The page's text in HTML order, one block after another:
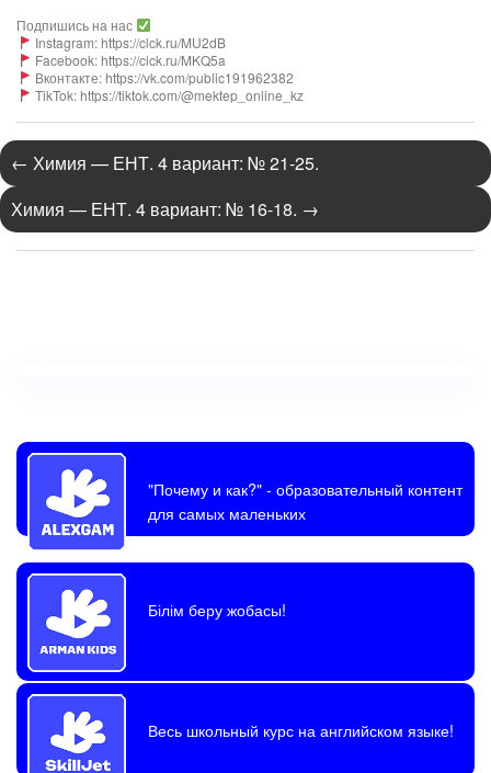
Подпишись на нас
Instagram: https://clck.ru/MU2dB
Facebook: https://clck.ru/MKQ5a
Вконтакте: https://vk.com/public191962382
TikTok: https://tiktok.com/@mektep_online_kz
← Химия — ЕНТ. 4 вариант: № 21-25.
Химия — ЕНТ. 4 вариант: № 16-18. →
"Почему и как?"- образовательный контент
для самых маленьких
Білім беру жобасы!
Весь школьный курс на английском языке!